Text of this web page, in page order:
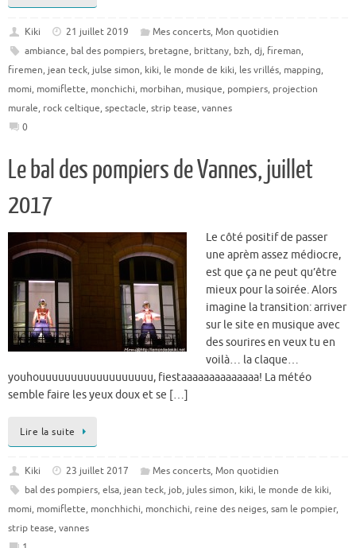
Kiki 21 juillet 2019 Mes concerts, Mon quotidien
ambiance, bal des pompiers, bretagne, brittany, bzh, dj, fireman,
firemen, jean teck, julse simon, kiki, le monde de kiki, les vrillés, mapping,
momi, momiflette, monchichi, morbihan, musique, pompiers, projection
murale, rock celtique, spectacle, strip tease, vannes
0
Le bal des pompiers de Vannes, juillet
2017
Le côté positif de passer
une aprèm assez médiocre,
est que ça ne peut qu’être
mieux pour la soirée. Alors
imagine la transition: arriver
sur le site en musique avec
des sourires en veux tu en
voilà… la claque…
youhouuuuuuuuuuuuuuuuuu, fiestaaaaaaaaaaaaaa! La météo
semble faire les yeux doux et se […]
Lire la suite
Kiki 23 juillet 2017 Mes concerts, Mon quotidien
bal des pompiers, elsa, jean teck, job, jules simon, kiki, le monde de kiki,
momi, momiflette, monchhichi, monchichi, reine des neiges, sam le pompier,
strip tease, vannes